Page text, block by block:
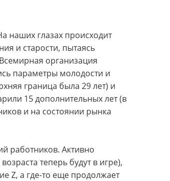
наших глазах происходит
и старости, пытаясь
организация
параметры молодости и
граница была 29 лет) и
15 дополнительных лет (в
и на состоянии рынка
работников. Активно
теперь будут в игре),
Z, а где-то еще продолжает